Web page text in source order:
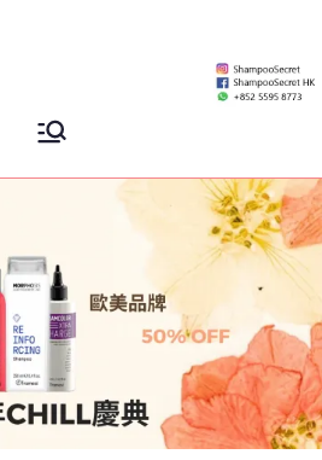
Secret
香港專業洗頭水專門店